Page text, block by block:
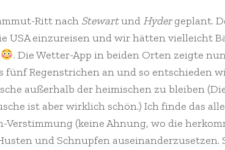
Ritt nach Stewartund Hydergeplant.
USA einzureisen und wir hätten vielleicht
. Die Wetter-App in beiden Orten zeigte
Regenstrichen an und so entschieden
außerhalb der heimischen zu bleiben
ist aber wirklich schön.) Ich finde das
Verstimmung (keine Ahnung, wo die
und Schnupfen auseinanderzusetzen.